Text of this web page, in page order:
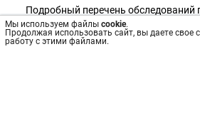
Мы используем файлы cookie.
Продолжая использовать сайт, вы даете свое
работу с этими файлами.
Подробный перечень
карусели. Листай! 👉